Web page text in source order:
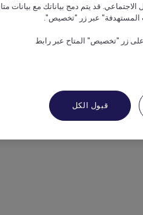
قد يتم دمج بياناتك مع بيانات
المستهدفة" عبر زر "تخصيص".
زر "تخصيص" المتاح عبر رابط
قبول الكل